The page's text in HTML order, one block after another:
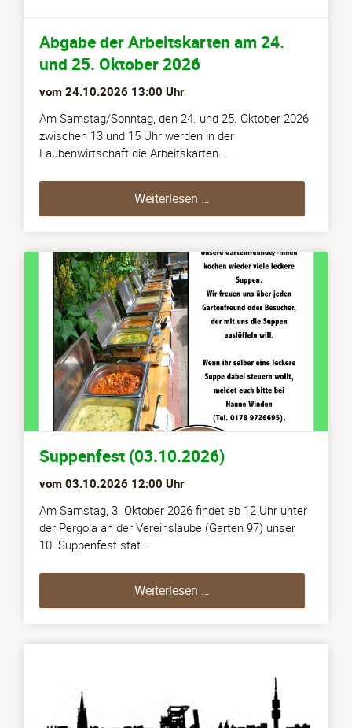
Abgabe der Arbeitskarten am 24.
und 25. Oktober 2026
vom 24.10.2026 13:00 Uhr
Am Samstag/Sonntag, den 24. und 25. Oktober 2026
zwischen 13 und 15 Uhr werden in der
Laubenwirtschaft die Arbeitskarten...
Weiterlesen …
Suppenfest (03.10.2026)
vom 03.10.2026 12:00 Uhr
Am Samstag, 3. Oktober 2026 findet ab 12 Uhr unter
der Pergola an der Vereinslaube (Garten 97) unser
10. Suppenfest stat...
Weiterlesen …